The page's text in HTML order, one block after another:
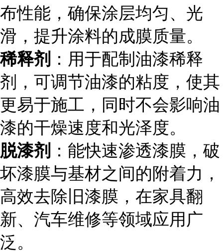
布性能，确保涂层均匀、光
滑，提升涂料的成膜质量。
稀释剂 ：用于配制油漆稀释
剂，可调节油漆的粘度，使其
更易于施工，同时不会影响油
漆的干燥速度和光泽度。
脱漆剂 ：能快速渗透漆膜，破
坏漆膜与基材之间的附着力，
高效去除旧漆膜，在家具翻
新、汽车维修等领域应用广
泛。